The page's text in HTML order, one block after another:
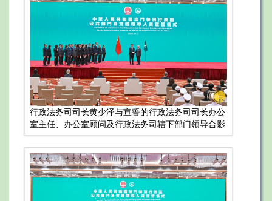
行政法务司司长黄少泽与宣誓的行政法务司司长办公
室主任、办公室顾问及行政法务司辖下部门领导合影